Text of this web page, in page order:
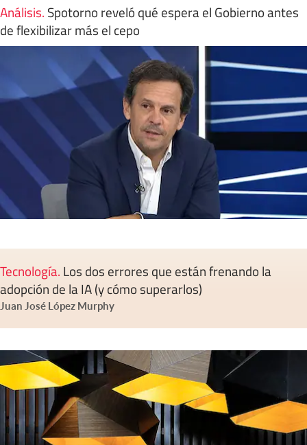
Análisis. Spotorno reveló qué espera el Gobierno antes
de flexibilizar más el cepo
Tecnología. Los dos errores que están frenando la
adopción de la IA (y cómo superarlos)
Juan José López Murphy